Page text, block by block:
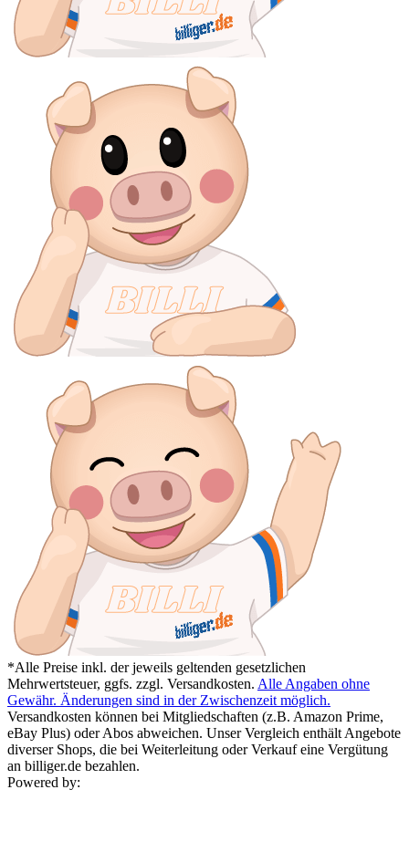
*Alle Preise inkl. der jeweils geltenden gesetzlichen
Mehrwertsteuer, ggfs. zzgl. Versandkosten. Alle Angaben ohne
Gewähr. Änderungen sind in der Zwischenzeit möglich.
Versandkosten können bei Mitgliedschaften (z.B. Amazon Prime,
eBay Plus) oder Abos abweichen. Unser Vergleich enthält Angebote
diverser Shops, die bei Weiterleitung oder Verkauf eine Vergütung
an billiger.de bezahlen.
Powered by: